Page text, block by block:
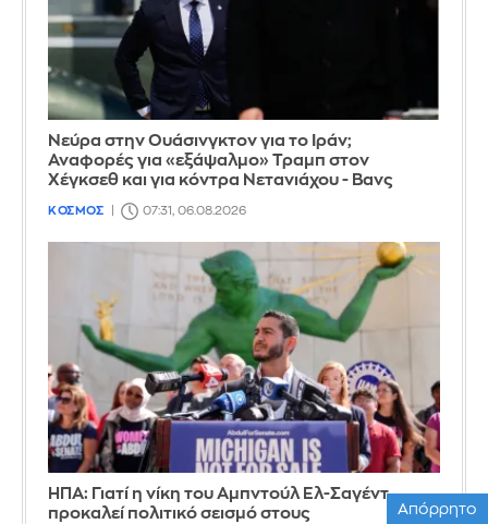
Νεύρα στην Ουάσινγκτον για το Ιράν;
Αναφορές για «εξάψαλμο» Τραμπ στον
Χέγκσεθ και για κόντρα Νετανιάχου - Βανς
ΚΟΣΜΟΣ 07:31, 06.08.2026
ΗΠΑ: Γιατί η νίκη του Αμπντούλ Ελ-Σαγέντ
προκαλεί πολιτικό σεισμό στους
Απόρρητο